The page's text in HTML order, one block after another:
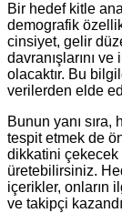
Bir hedef kitle
demografik
cinsiyet, gelir
davranışlarını
olacaktır. Bu
verilerden elde
Bunun yanı sıra,
tespit etmek de
dikkatini
üretebilirsiniz.
içerikler, onların
ve takipçi